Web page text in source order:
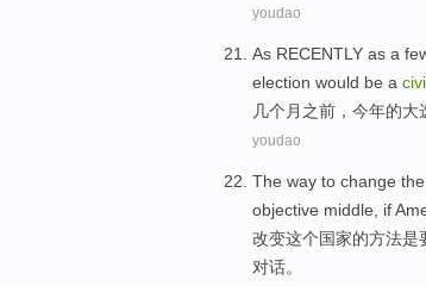
youdao
As RECENTLY as a
election would be a
几个月 之前 ， 今年的大
youdao
The way to change the
objective middle, if
改变这个国家的方法是
对话。